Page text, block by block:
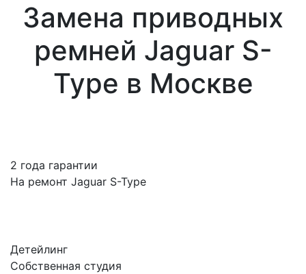
Замена приводных
ремней Jaguar S-
Type в Москве
2 года гарантии
На ремонт Jaguar S-Type
Детейлинг
Собственная студия